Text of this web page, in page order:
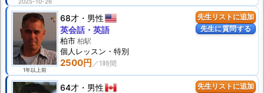
先生リストに追加
先生に質問する
1年以上前
68才 男性
2500円
英会話・英語
柏市 柏駅
個人 レッスン ・特別
先生リストに追加
64才 男性